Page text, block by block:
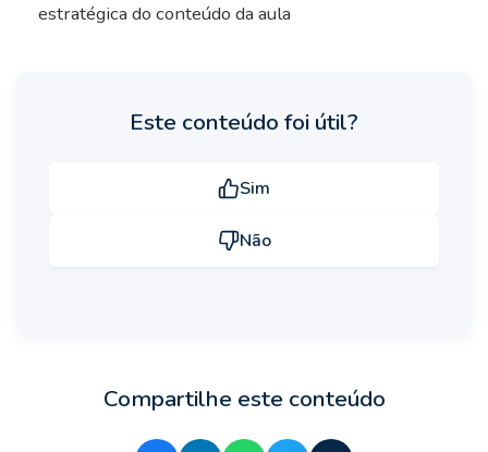
estratégica do conteúdo da aula
Este conteúdo foi útil?
Sim
Não
Compartilhe este conteúdo